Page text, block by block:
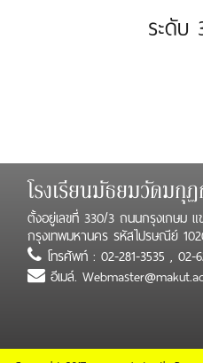
ระดับ
โรงเรียนมัธยมวัดมกุ
ตั้งอยู่เลขที่ 330/3 ถนนกรุงเกษม
กรุงเทพมหานคร รหัสไปรษณีย์
โทรศัพท์ : 02-281-3535 , 02-
อีเมล์.